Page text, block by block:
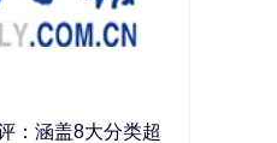
：涵盖8大分类超